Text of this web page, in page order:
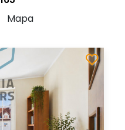
Mapa